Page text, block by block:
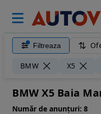
Filtreaza
BMW X5
BMW X5 Baia
Număr de anunțuri: 8